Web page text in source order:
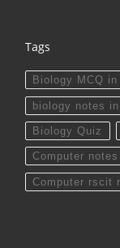
Tags
Biology MCQ in
biology notes
Biology Quiz
Computer
Computer rscit